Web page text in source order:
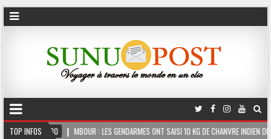
TOP INFOS
: LES GENDARMES ONT SAISI 10 KG DE CHANVRE INDIEN DISSIMULÉS DANS LE